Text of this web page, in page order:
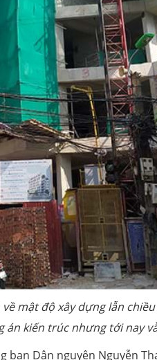
mật độ xây dựng lẫn
kiến trúc nhưng tới nay
Dân nguyện Nguyễn